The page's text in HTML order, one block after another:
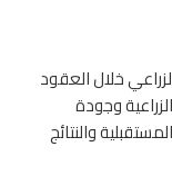
خلال العقود
وجودة
والنتائج